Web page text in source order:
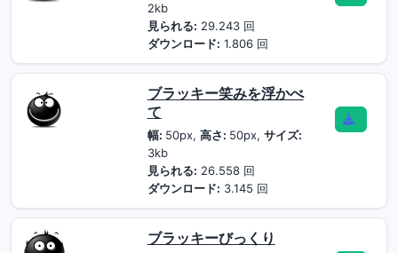
2kb
見られる: 29.243 回
ダウンロード: 1.806 回
ブラッキー笑みを浮かべ
て
幅: 50px, 高さ: 50px, サイズ:
3kb
見られる: 26.558 回
ダウンロード: 3.145 回
ブラッキーびっくり